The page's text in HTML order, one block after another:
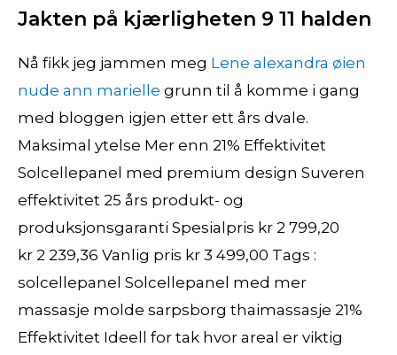
Jakten på kjærligheten 9 11 halden
Nå fikk jeg jammen meg Lene alexandra øien
nude ann marielle grunn til å komme i gang
med bloggen igjen etter ett års dvale.
Maksimal ytelse Mer enn 21% Effektivitet
Solcellepanel med premium design Suveren
effektivitet 25 års produkt- og
produksjonsgaranti Spesialpris kr 2 799,20
kr 2 239,36 Vanlig pris kr 3 499,00 Tags :
solcellepanel Solcellepanel med mer
massasje molde sarpsborg thaimassasje 21%
Effektivitet Ideell for tak hvor areal er viktig